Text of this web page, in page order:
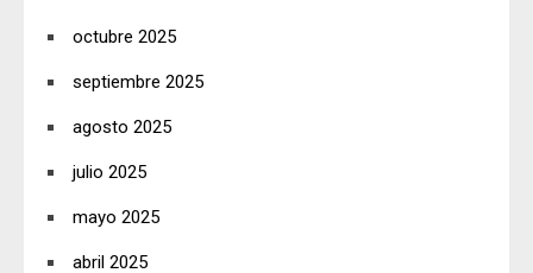
octubre 2025
septiembre 2025
agosto 2025
julio 2025
mayo 2025
abril 2025